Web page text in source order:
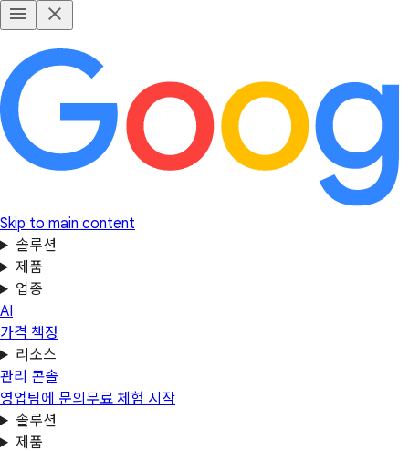
Skip to main content
솔루션
제품
업종
AI
가격 책정
리소스
관리 콘솔
영업팀에 문의 무료 체험 시작
솔루션
제품